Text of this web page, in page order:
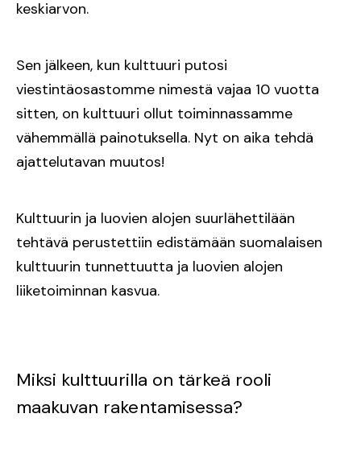
keskiarvon.
Sen jälkeen, kun kulttuuri putosi
viestintäosastomme nimestä vajaa 10 vuotta
sitten, on kulttuuri ollut toiminnassamme
vähemmällä painotuksella. Nyt on aika tehdä
ajattelutavan muutos!
Kulttuurin ja luovien alojen suurlähettilään
tehtävä perustettiin edistämään suomalaisen
kulttuurin tunnettuutta ja luovien alojen
liiketoiminnan kasvua.
Miksi kulttuurilla on tärkeä rooli
maakuvan rakentamisessa?